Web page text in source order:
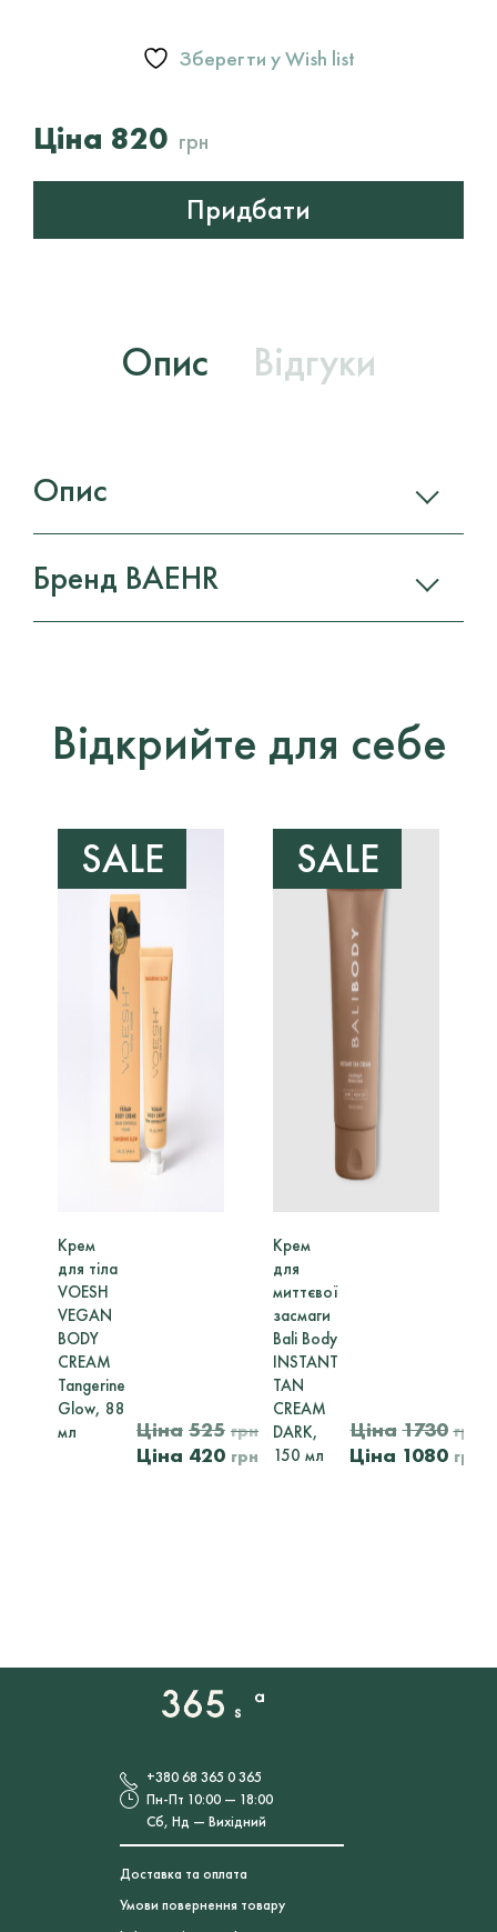
кількість
Зберегти у Wish list
820 грн
Придбати
Опис Відгуки
Опис
Бренд BAEHR
Відкрийте для себе
SALE
Крем
для тіла
VOESH
VEGAN
BODY
CREAM
Tangerine
Glow, 88
мл
525 грн
Оригінальна
420 грн
Поточна
SALE
Крем
для
миттєвої
засмаги
Bali Body
INSTANT
TAN
CREAM
DARK,
150 мл
1730 грн
Оригінальна
1080 грн
+380 68 365 0 365
Пн-Пт 10:00 — 18:00
Сб, Нд — Вихідний
Доставка та оплата
Умови повернення товару